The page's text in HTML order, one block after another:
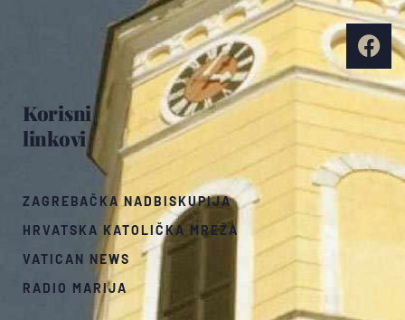
Korisni
linkovi
ZAGREBAČKA NADBISKUPIJA
HRVATSKA KATOLIČKA MREŽA
VATICAN NEWS
RADIO MARIJA